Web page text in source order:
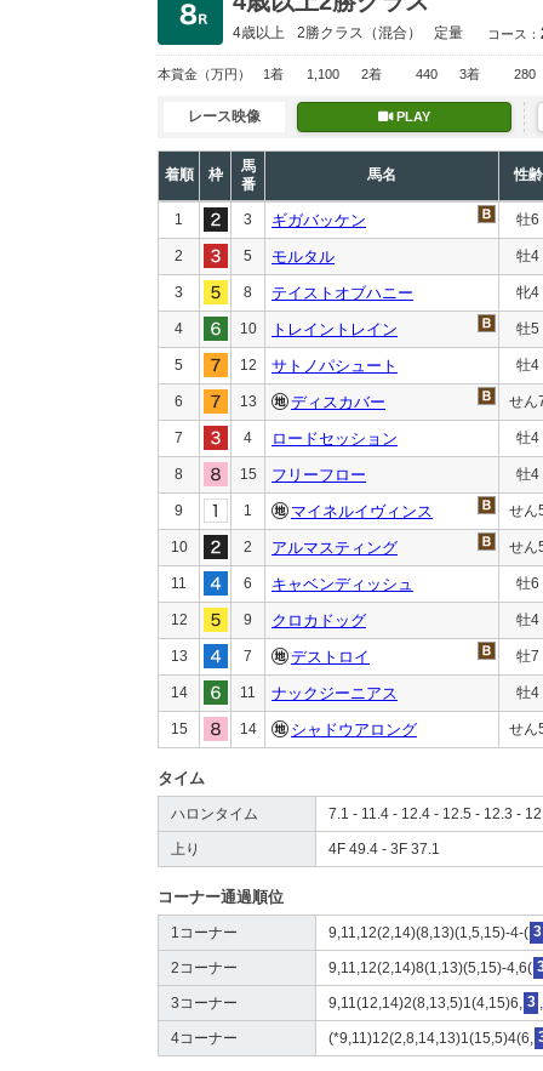
4歳以上 2勝クラス （混合） 定量 コース：
本賞金 （万円） 1着 1,100 2着 440 3着 280
レース映像 PLAY
着順 枠
馬
番
馬名 性齢
1 3 ギガバッケン 牡6
2 5 モルタル 牡4
3 8 テイストオブハニー 牝4
4 10 トレイントレイン 牡5
5 12 サトノパシュート 牡4
6 13 ディスカバー せん
7 4 ロードセッション 牡4
8 15 フリーフロー 牡4
9 1 マイネルイヴィンス せん
10 2 アルマスティング せん
11 6 キャベンディッシュ 牡6
12 9 クロカドッグ 牡4
13 7 デストロイ 牡7
14 11 ナックジーニアス 牡4
15 14 シャドウアロング せん
タイム
ハロンタイム 7.1 - 11.4 - 12.4 - 12.5 - 12.3 -
上り 4F 49.4 - 3F 37.1
コーナー通過順位
1コーナー 9,11,12(2,14)(8,13)(1,5,15)-4-( 3
2コーナー 9,11,12(2,14)8(1,13)(5,15)-4,6(
3コーナー 9,11(12,14)2(8,13,5)1(4,15)6, 3
4コーナー (*9,11)12(2,8,14,13)1(15,5)4(6,